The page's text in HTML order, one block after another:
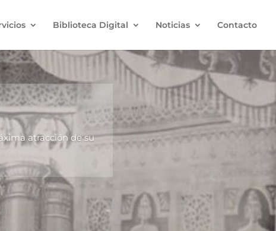
Biblioteca Digital Noticias Contacto
atracción de su